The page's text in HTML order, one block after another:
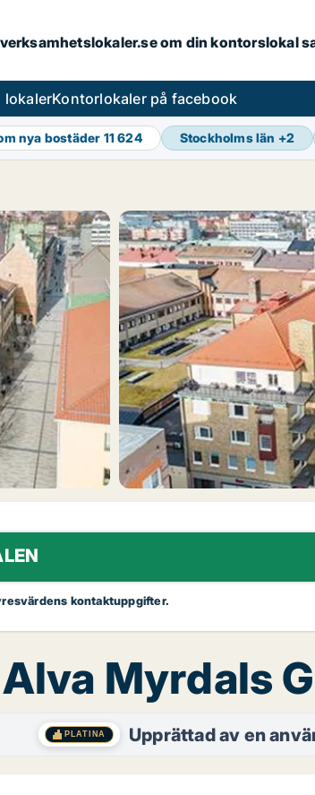
om din kontorslokal
lokalerKontorlokaler på facebook
nya bostäder 11 624 Stockholms län +2
kontaktuppgifter.
Myrdals
PLATINA Upprättad av en